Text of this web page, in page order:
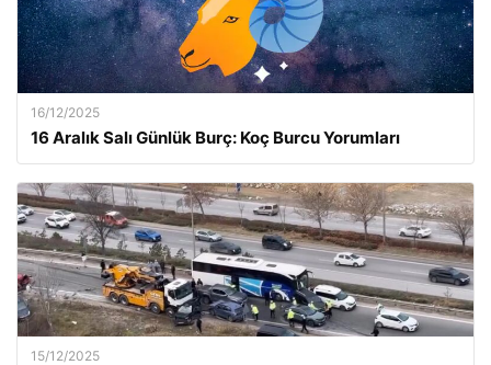
16/12/2025
16 Aralık Salı Günlük Burç: Koç Burcu Yorumları
15/12/2025